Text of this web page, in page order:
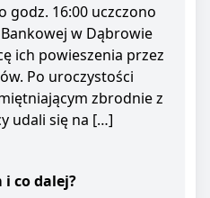
godz. 16:00 uczczono
w Dąbrowie
ich powieszenia przez
Po uroczystości
zbrodnie z
udali się na […]
co dalej?